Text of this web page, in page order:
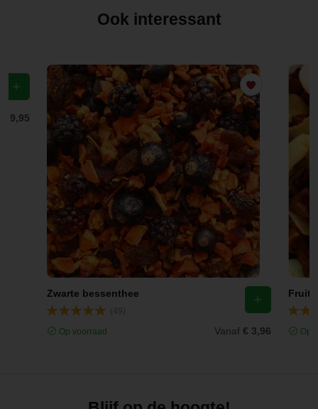
Ook interessant
€ 9,95
Zwarte bessenthee
Op voorraad Vanaf € 3,96 Op